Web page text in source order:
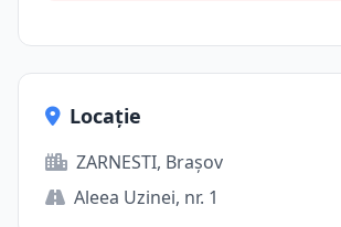
Locație
ZARNESTI, Brașov
Aleea Uzinei, nr. 1